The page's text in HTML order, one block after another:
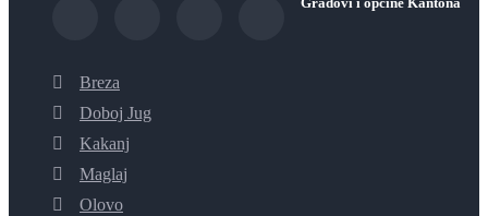
Breza
Doboj Jug
Kakanj
Maglaj
Olovo